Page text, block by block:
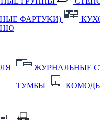
ФАРТУКИ)
ЖУРНАЛЬНЫЕ
ТУМБЫ